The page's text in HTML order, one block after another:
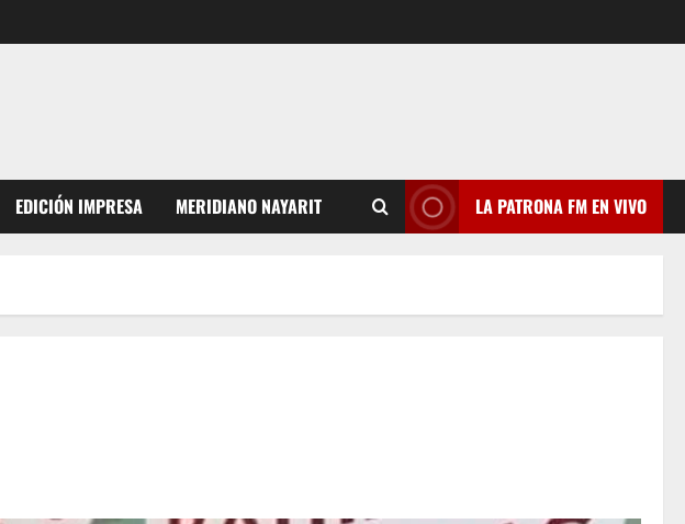
EDICIÓN IMPRESA MERIDIANO NAYARIT LA PATRONA FM EN VIVO